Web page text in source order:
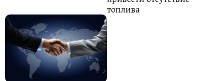
топлива